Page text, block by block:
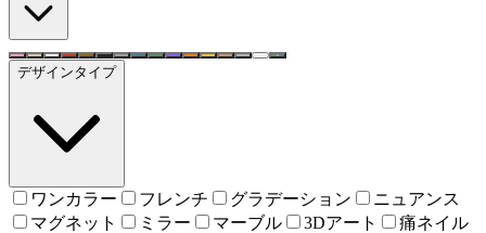
デザインタイプ
ワンカラー フレンチ グラデーション
ニュアンス
マグネット
ミラー マーブル 3Dアート
痛ネイル